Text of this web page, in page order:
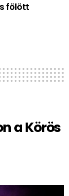
fölött
a Körös